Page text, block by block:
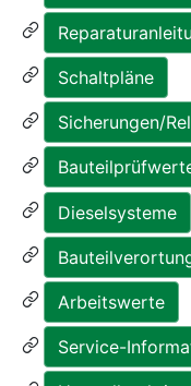
Schaltpläne
Sicherungen/
Dieselsysteme
Arbeitswerte
Service-